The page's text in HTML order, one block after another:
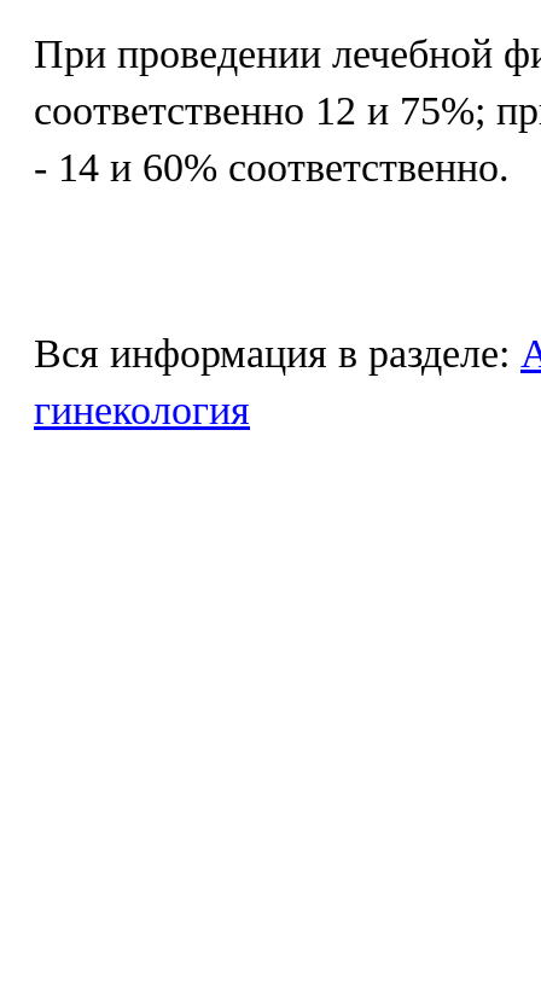
При проведении лечебной
соответственно 12 и 75%;
- 14 и 60% соответственно.
Вся информация в разделе:
гинекология